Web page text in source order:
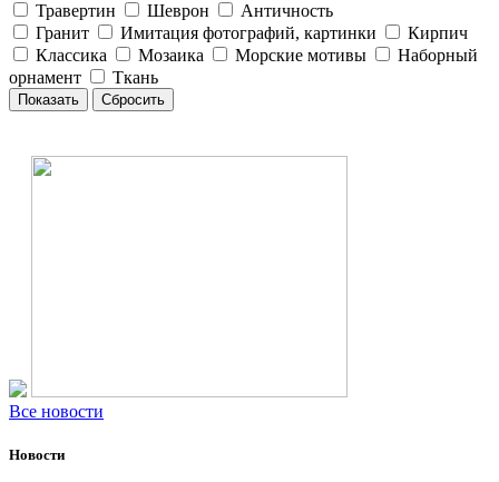
Травертин
Шеврон
Античность
Гранит
Имитация фотографий, картинки
Кирпич
Классика
Мозаика Морские мотивы
Наборный
орнамент
Ткань
Все новости
Новости